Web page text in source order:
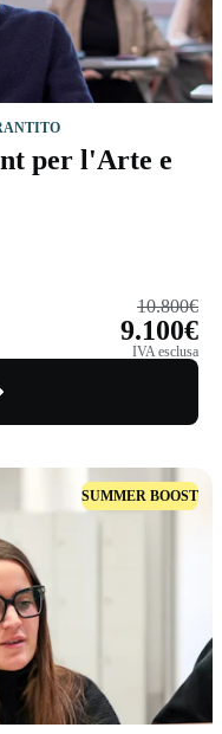
per l'Arte e
10.800€
9.100€
IVA esclusa
SUMMER BOOST